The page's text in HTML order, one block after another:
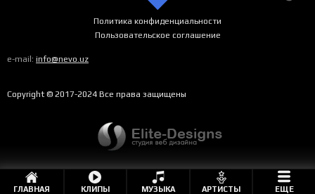
Политика конфиденциальности
Пользовательское соглашение
e-mail: info@nevo.uz
Copyright © 2017-2024 Все права защищены
ГЛАВНАЯ КЛИПЫ МУЗЫКА АРТИСТЫ ЕЩЕ
Qashqadaryo tandiri 04:00
Qashqadaryo tandiri
by Muxlisbek